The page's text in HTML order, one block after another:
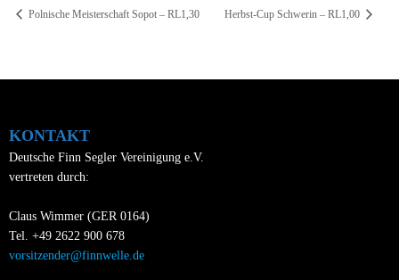
Polnische Meisterschaft Sopot – RL1,30 Herbst-Cup Schwerin – RL1,00
KONTAKT
Deutsche Finn Segler Vereinigung e.V.
vertreten durch:
Claus Wimmer (GER 0164)
Tel. +49 2622 900 678
vorsitzender@finnwelle.de